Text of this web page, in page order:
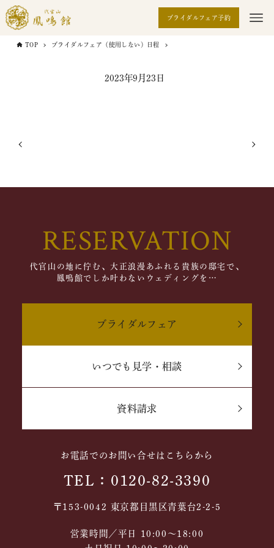
ブライダルフェア予約
TOP ブライダルフェア（使用しない）日程
2023年9月23日
RESERVATION
代官山の地に佇む、大正浪漫あふれる貴族の邸宅で、
鳳鳴館でしか叶わないウェディングを…
ブライダルフェア
いつでも見学・相談
資料請求
お電話でのお問い合せはこちらから
TEL：0120-82-3390
〒153-0042 東京都目黒区青葉台2-2-5
営業時間／平日 10:00～18:00